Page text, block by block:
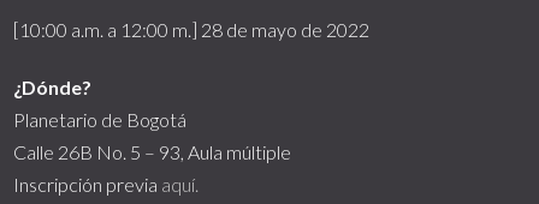
[10:00 a.m. a 12:00 m.] 28 de mayo de 2022
¿Dónde?
Planetario de Bogotá
Calle 26B No. 5 – 93, Aula múltiple
Inscripción previa aquí.